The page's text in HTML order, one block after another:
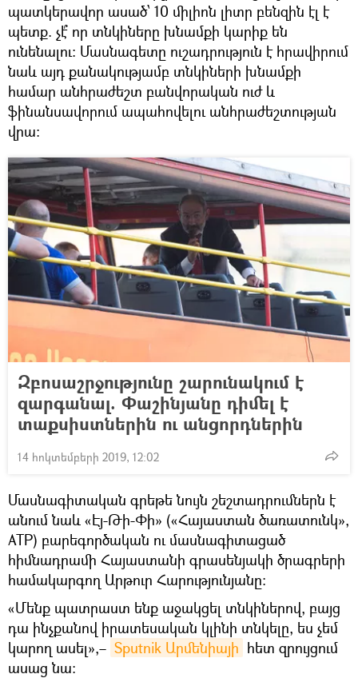
պատկերավոր ասած՝ 10 միլիոն լիտր բենզին էլ է
պետք. չէ՞ որ տնկիները խնամքի կարիք են
ունենալու: Մասնագետը ուշադրություն է հրավիրում
նաև այդ քանակությամբ տնկիների խնամքի
համար անհրաժեշտ բանվորական ուժ և
ֆինանսավորում ապահովելու անհրաժեշտության
վրա:
Զբոսաշրջությունը շարունակում է
զարգանալ. Փաշինյանը դիմել է
տաքսիստներին ու անցորդներին
14 հոկտեմբերի 2019, 12:02
Մասնագիտական գրեթե նույն շեշտադրումներն է
անում նաև «Էյ-Թի-Փի» («Հայաստան ծառատունկ»,
ATP) բարեգործական ու մասնագիտացած
հիմնադրամի Հայաստանի գրասենյակի ծրագրերի
համակարգող Արթուր Հարությունյանը:
«Մենք պատրաստ ենք աջակցել տնկիներով, բայց
դա ինչքանով իրատեսական կլինի տնկելը, ես չեմ
կարող ասել»,– Sputnik Արմենիայի հետ զրույցում
ասաց նա։